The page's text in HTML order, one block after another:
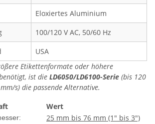
Eloxiertes Aluminium
100/120 V AC, 50/60 Hz
USA
Etikettenformate oder höhere
ist die LD6050/LD6100-Serie (bis 120
s) die passende Alternative.
Wert
25 mm bis 76 mm (1" bis 3")